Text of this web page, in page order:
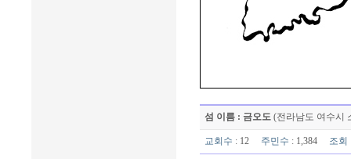
섬 이름 : 금오도 (전라남도 여수시
교회수 : 12 주민수 : 1,384 조회